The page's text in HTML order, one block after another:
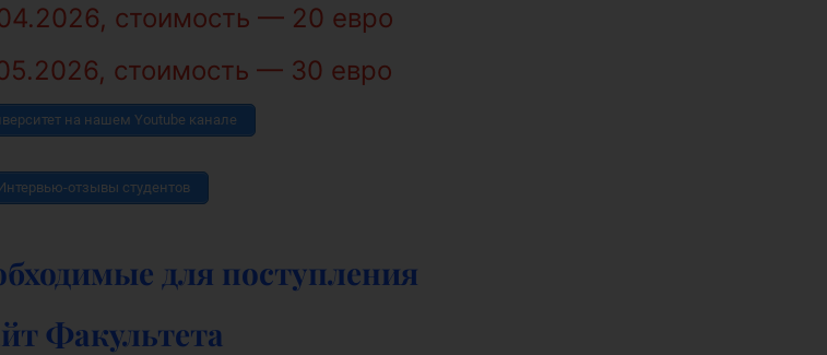
стоимость — 20 евро
стоимость — 30 евро
на нашем Youtube канале
отзывы студентов
для поступления
Факультета